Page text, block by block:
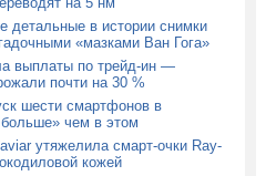
детальные в истории снимки
«мазками Ван Гога»
выплаты по трейд-ин —
почти на 30 %
шести смартфонов в
чем в этом
утяжелила смарт-очки Ray-
кожей